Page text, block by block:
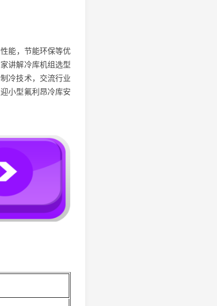
能，节能环保等优
讲解冷库机组选型
冷技术，交流行业
小型氟利昂冷库安